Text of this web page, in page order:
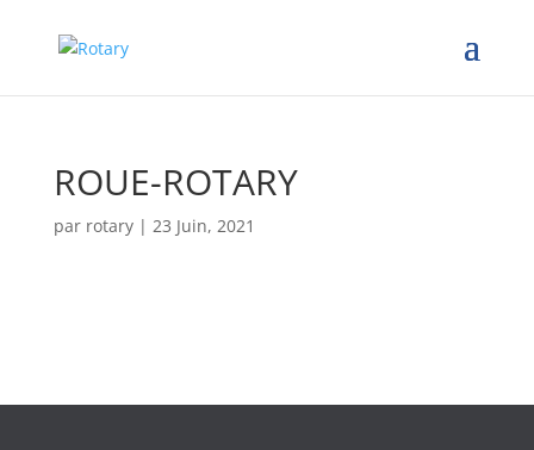
ROUE-ROTARY
par rotary| 23 Juin, 2021